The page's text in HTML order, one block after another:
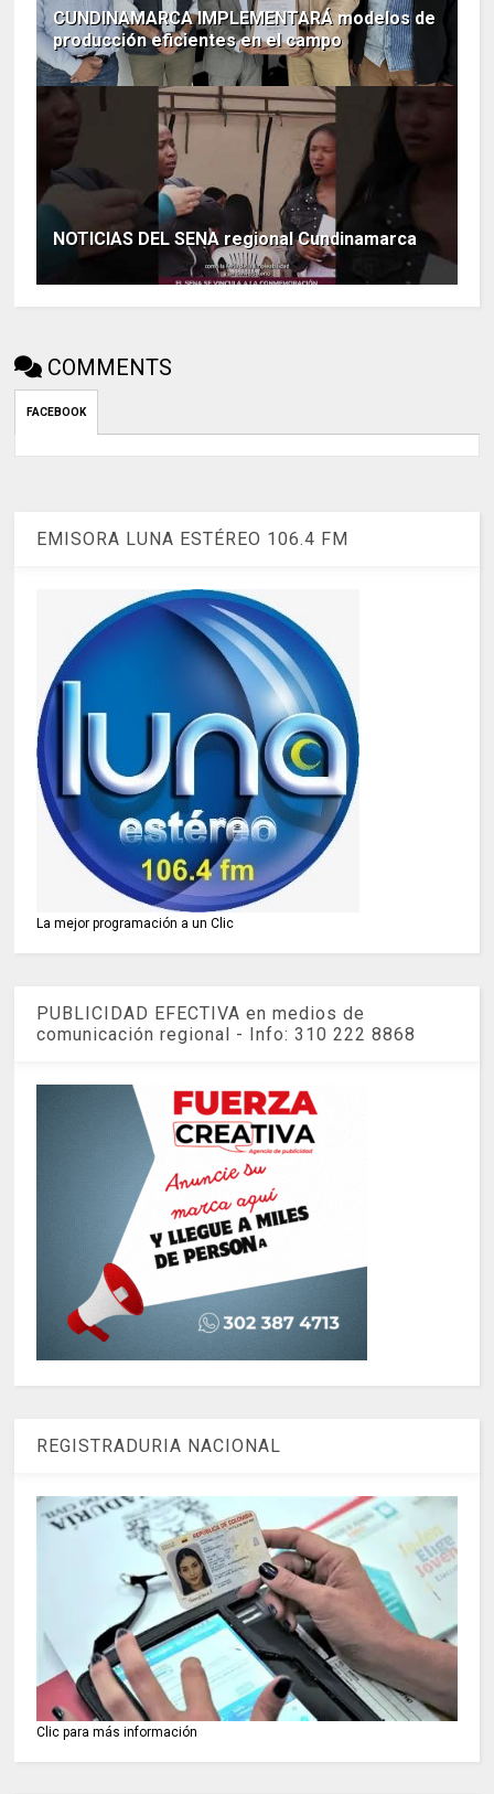
CUNDINAMARCA IMPLEMENTARÁ modelos de
producción eficientes en el campo
NOTICIAS DEL SENA regional Cundinamarca
COMMENTS
FACEBOOK
EMISORA LUNA ESTÉREO 106.4 FM
La mejor programación a un Clic
PUBLICIDAD EFECTIVA en medios de
comunicación regional - Info: 310 222 8868
REGISTRADURIA NACIONAL
Clic para más información